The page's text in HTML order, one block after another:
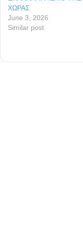
ΧΩΡΑΣ
June 3, 2026
Similar post